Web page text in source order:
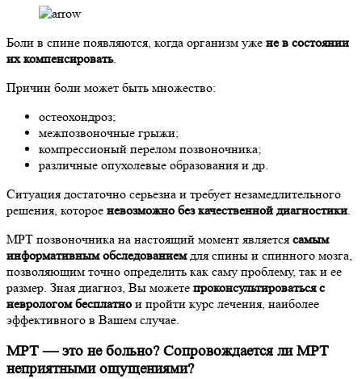
Боли в спине появляются, когда организм уже не в состоянии
их компенсировать.
Причин боли может быть множество:
остеохондроз;
межпозвоночные грыжи;
компрессионый перелом позвоночника;
различные опухолевые образования и др.
Ситуация достаточно серьезна и требует незамедлительного
решения, которое невозможно без качественной диагностики
МРТ позвоночника на настоящий момент является самым
информативным обследованиемдля спины и спинного мозга,
позволяющим точно определить как саму проблему, так и ее
размер. Зная диагноз, Вы можете проконсультироваться с
неврологом бесплатно и пройти курс лечения, наиболее
эффективного в Вашем случае.
МРТ — это не больно? Сопровождается ли МРТ
неприятными ощущениями?